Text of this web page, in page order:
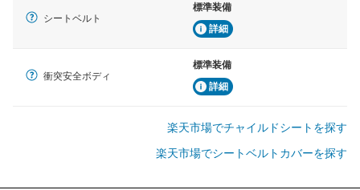
シートベルト
標準装備
詳細
衝突安全ボディ
標準装備
詳細
楽天市場でチャイルドシートを探す
楽天市場でシートベルトカバーを探す